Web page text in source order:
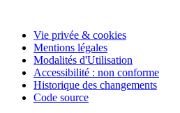
Vie privée & cookies
Mentions légales
Modalités d'Utilisation
Accessibilité : non conforme
Historique des changements
Code source